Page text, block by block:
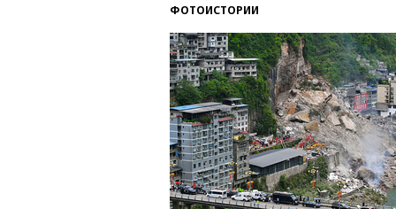
ФОТОИСТОРИИ